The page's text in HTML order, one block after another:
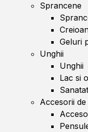
Sprancene
Geluri
Unghii
Unghii
Lac si
Accesorii